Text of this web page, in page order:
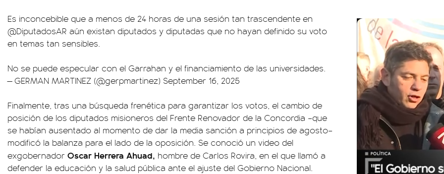
Es inconcebible que a menos de 24 horas de una sesión tan trascendente en
@DiputadosAR aún existan diputados y diputadas que no hayan definido su voto
en temas tan sensibles.
No se puede especular con el Garrahan y el financiamiento de las universidades.
— GERMAN MARTINEZ (@gerpmartinez) September 16, 2025
Finalmente, tras una búsqueda frenética para garantizar los votos, el cambio de
posición de los diputados misioneros del Frente Renovador de la Concordia –que
se habían ausentado al momento de dar la media sanción a principios de agosto–
modificó la balanza para el lado de la oposición. Se conoció un video del
exgobernador Oscar Herrera Ahuad, hombre de Carlos Rovira, en el que llamó a
defender la educación y la salud pública ante el ajuste del Gobierno Nacional.